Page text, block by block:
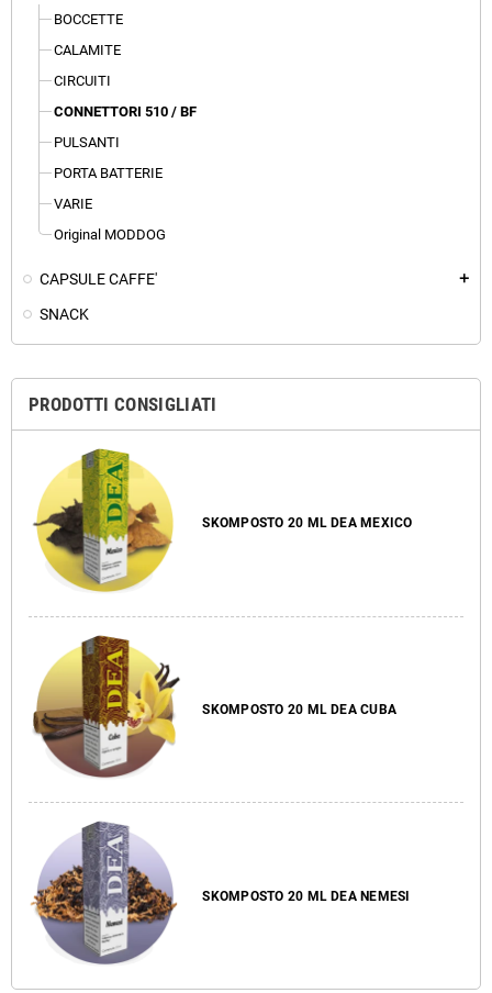
BOCCETTE
CALAMITE
CIRCUITI
CONNETTORI 510 / BF
PULSANTI
PORTA BATTERIE
VARIE
Original MODDOG
CAPSULE CAFFE' add
SNACK
PRODOTTI CONSIGLIATI
SKOMPOSTO 20 ML DEA MEXICO
SKOMPOSTO 20 ML DEA CUBA
SKOMPOSTO 20 ML DEA NEMESI